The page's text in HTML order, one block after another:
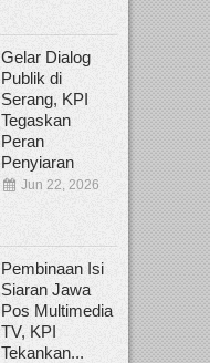
Gelar Dialog
Publik di
Serang, KPI
Tegaskan
Peran
Penyiaran
Jun 22, 2026
Pembinaan Isi
Siaran Jawa
Pos Multimedia
TV, KPI
Tekankan...